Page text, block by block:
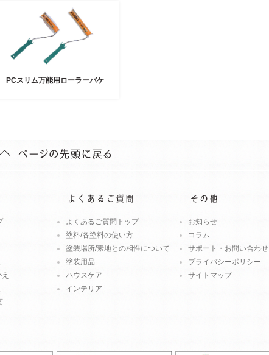
PCスリム万能用ローラーバケ
よくあるご質問トップ
塗料/各塗料の使い方
塗装場所/素地との相性について
塗装用品
ハウスケア
インテリア
お知らせ
コラム
サポート・お問い合わせ
プライバシーポリシー
サイトマップ